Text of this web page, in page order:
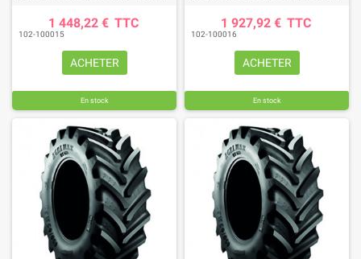
1 448,22 € TTC
102-100015
ACHETER
En stock
1 927,92 € TTC
102-100016
ACHETER
En stock